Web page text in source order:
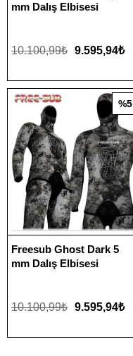
mm Dalış Elbisesi
9.595,94₺
10.100,99₺
Freesub Ghost Dark 5
mm Dalış Elbisesi
9.595,94₺
10.100,99₺
%5